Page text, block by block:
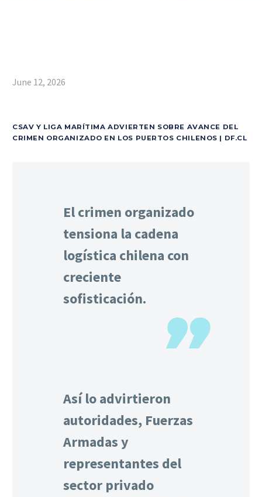
June 12, 2026
CSAV Y LIGA MARÍTIMA ADVIERTEN SOBRE AVANCE DEL
CRIMEN ORGANIZADO EN LOS PUERTOS CHILENOS | DF.CL
El crimen organizado
tensiona la cadena
logística chilena con
creciente
sofisticación.
Así lo advirtieron
autoridades, Fuerzas
Armadas y
representantes del
sector privado